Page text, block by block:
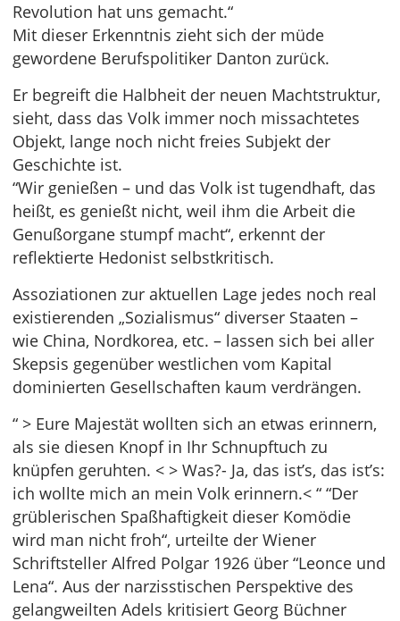
Revolution hat uns gemacht.“
Mit dieser Erkenntnis zieht sich der müde
gewordene Berufspolitiker Danton zurück.
Er begreift die Halbheit der neuen Machtstruktur,
sieht, dass das Volk immer noch missachtetes
Objekt, lange noch nicht freies Subjekt der
Geschichte ist.
“Wir genießen – und das Volk ist tugendhaft, das
heißt, es genießt nicht, weil ihm die Arbeit die
Genußorgane stumpf macht“, erkennt der
reflektierte Hedonist selbstkritisch.
Assoziationen zur aktuellen Lage jedes noch real
existierenden „Sozialismus“ diverser Staaten –
wie China, Nordkorea, etc. – lassen sich bei aller
Skepsis gegenüber westlichen vom Kapital
dominierten Gesellschaften kaum verdrängen.
“ > Eure Majestät wollten sich an etwas erinnern,
als sie diesen Knopf in Ihr Schnupftuch zu
knüpfen geruhten. < > Was?- Ja, das ist’s, das ist’s:
ich wollte mich an mein Volk erinnern.< “ “Der
grüblerischen Spaßhaftigkeit dieser Komödie
wird man nicht froh“, urteilte der Wiener
Schriftsteller Alfred Polgar 1926 über “Leonce und
Lena“. Aus der narzisstischen Perspektive des
gelangweilten Adels kritisiert Georg Büchner